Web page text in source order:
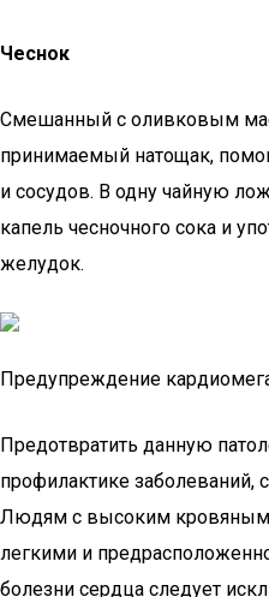
Чеснок
Смешанный с оливковым
принимаемый натощак,
и сосудов. В одну чайную
капель чесночного сока и
желудок.
Предупреждение
Предотвратить данную
профилактике заболеваний,
Людям с высоким
легкими и
болезни сердца следует